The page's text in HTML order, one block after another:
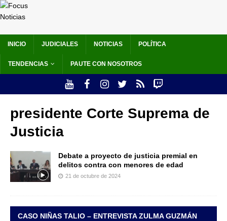
INICIO JUDICIALES NOTICIAS POLÍTICA
TENDENCIAS PAUTE CON NOSOTROS
presidente Corte Suprema de
Justicia
Debate a proyecto de justicia premial en
delitos contra con menores de edad
21 de octubre de 2024
CASO NIÑAS TALIO – ENTREVISTA ZULMA GUZMÁN